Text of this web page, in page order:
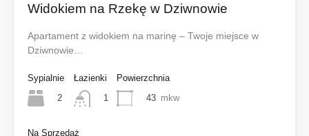
Widokiem na Rzekę w Dziwnowie
Apartament z widokiem na marinę – Twoje miejsce w
Dziwnowie…
Sypialnie
2
Łazienki
1
Powierzchnia
43 mkw
Na Sprzedaż